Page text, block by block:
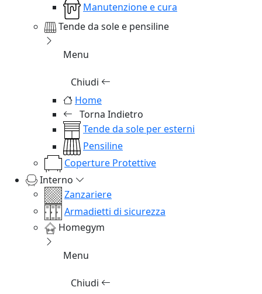
Manutenzione e cura
Tende da sole e pensiline
Menu
Chiudi
Home
Torna Indietro
Tende da sole per esterni
Pensiline
Coperture Protettive
Interno
Zanzariere
Armadietti di sicurezza
Homegym
Menu
Chiudi